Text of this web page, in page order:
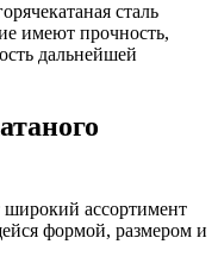
сталь
имеют прочность,
дальнейшей
широкий ассортимент
формой, размером и